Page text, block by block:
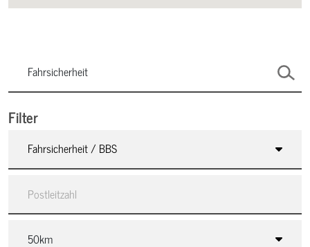
Filter
Fahrsicherheit / BBS